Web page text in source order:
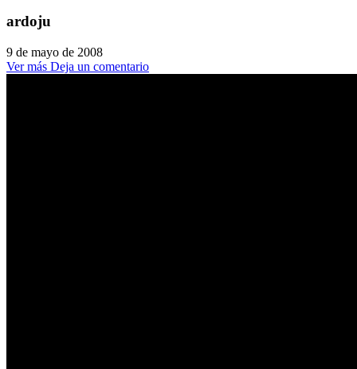
ardoju
9 de mayo de 2008
Ver más Deja un comentario